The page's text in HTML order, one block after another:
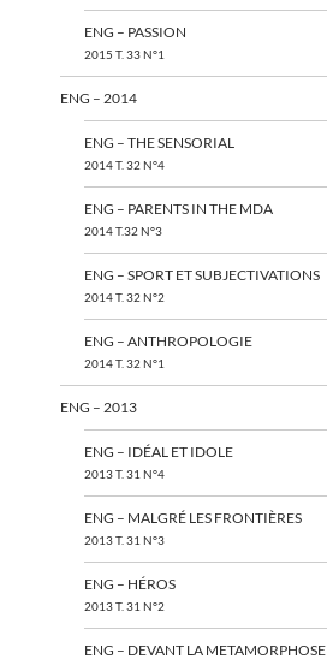
ENG – PASSION
2015 T. 33 N°1
ENG – 2014
ENG – THE SENSORIAL
2014 T. 32 N°4
ENG – PARENTS IN THE MDA
2014 T.32 N°3
ENG – SPORT ET SUBJECTIVATIONS
2014 T. 32 N°2
ENG – ANTHROPOLOGIE
2014 T. 32 N°1
ENG – 2013
ENG – IDÉAL ET IDOLE
2013 T. 31 N°4
ENG – MALGRÉ LES FRONTIÈRES
2013 T. 31 N°3
ENG – HÉROS
2013 T. 31 N°2
ENG – DEVANT LA METAMORPHOSE